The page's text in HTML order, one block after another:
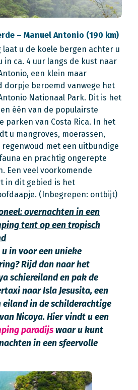
– Manuel Antonio (190 km)
laat u de koele bergen achter u
in ca. 4 uur langs de kust naar
een klein maar
dorpje beroemd vanwege het
Nationaal Park. Dit is het
één van de populairste
parken van Costa Rica. In het
u mangroves, moerassen,
met een uitbundige
en prachtig ongerepte
Een veel voorkomende
in dit gebied is het
(Inbegrepen: ontbijt)
overnachten in een
tent op een tropisch
in voor een unieke
Rijd dan naar het
schiereiland en pak de
naar Isla Jesusita, een
eiland in de schilderachtige
Nicoya. Hier vindt u een
paradijswaar u kunt
in een sfeervolle